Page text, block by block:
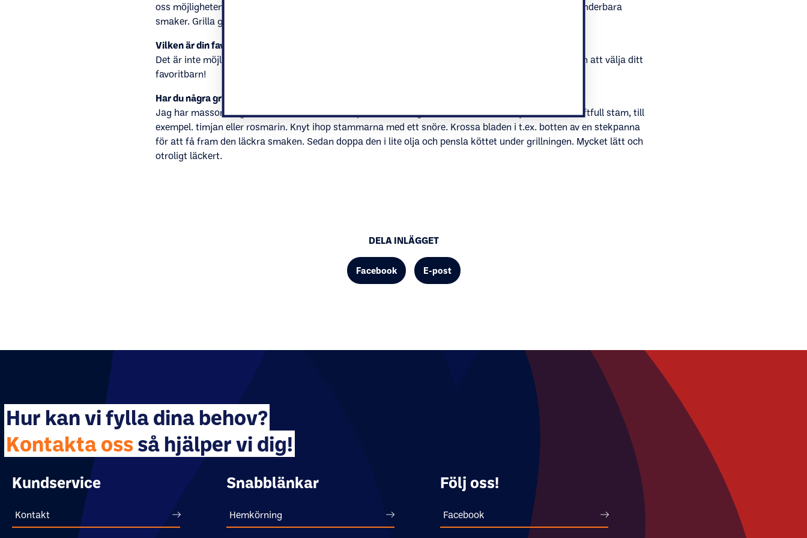
oss möjligheten för mer än så. Till exempel. kyckling, färsk fisk och skaldjur, samt att röken avger underbara
smaker. Grilla gärna några grönsaker och förbered en stor härlig sallad som tilltugg och bara njut.
Vilken är din favoritmat?
Det är inte möjligt att svara på… Jag får ofta frågan om detta – det är samma sak som att be någon att välja ditt
favoritbarn!
Har du några grill tips för oss?
Jag har massor! Jag älskar att använda en örtpensel för att ge köttet mer smak. Välj örter med kraftfull stam, till
exempel. timjan eller rosmarin. Knyt ihop stammarna med ett snöre. Krossa bladen i t.ex. botten av en stekpanna
för att få fram den läckra smaken. Sedan doppa den i lite olja och pensla köttet under grillningen. Mycket lätt och
otroligt läckert.
DELA INLÄGGET
Facebook E-post
Hur kan vi fylla dina behov?
Kontakta ossså hjälper vi dig!
Kundservice
Kontakt
Snabblänkar
Hemkörning
Följ oss!
Facebook